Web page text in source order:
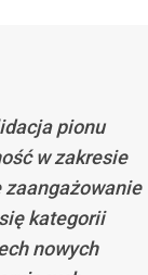
pionu
w zakresie
zaangażowanie
kategorii
nowych